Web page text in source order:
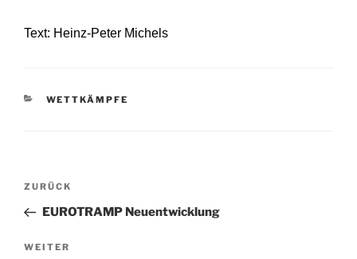
Text: Heinz-Peter Michels
KATEGORIEN
WETTKÄMPFE
Beitragsnavigation
Vorheriger
Beitrag
ZURÜCK
EUROTRAMP Neuentwicklung
Nächster
WEITER